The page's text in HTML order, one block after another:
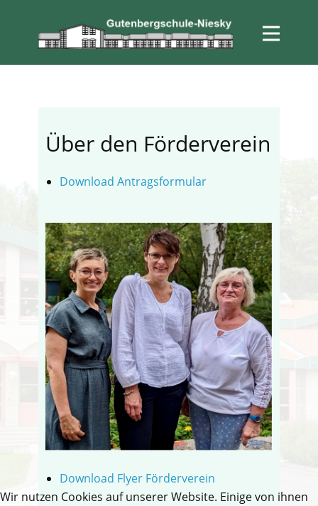
Über den Förderverein
Download Antragsformular
Download Flyer Förderverein
Wir nutzen Cookies auf unserer Website. Einige von ihnen